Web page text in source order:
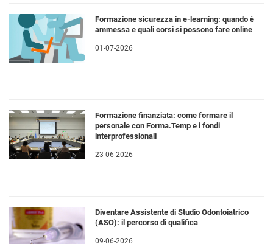
Formazione sicurezza in e-learning: quando è
ammessa e quali corsi si possono fare online
01-07-2026
Formazione finanziata: come formare il
personale con Forma.Temp e i fondi
interprofessionali
23-06-2026
Diventare Assistente di Studio Odontoiatrico
(ASO): il percorso di qualifica
09-06-2026